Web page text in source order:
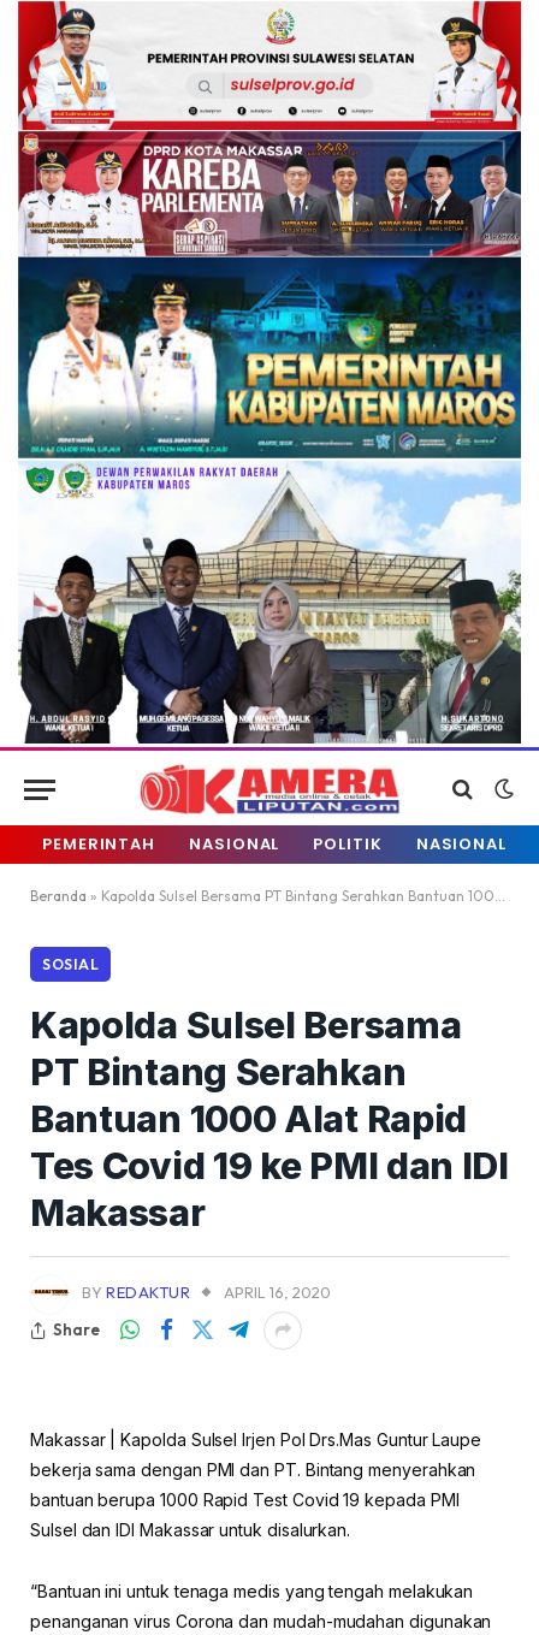
PEMERINTAH NASIONAL POLITIK NASIONAL
Beranda » Kapolda Sulsel Bersama PT Bintang Serahkan Bantuan 1000 Alat Rapid Tes Covid 19 ke PMI dan IDI Makassar
SOSIAL
Kapolda Sulsel Bersama
PT Bintang Serahkan
Bantuan 1000 Alat Rapid
Tes Covid 19 ke PMI dan IDI
Makassar
BY REDAKTUR
APRIL 16, 2020
Share
Makassar | Kapolda Sulsel Irjen Pol Drs.Mas Guntur Laupe
bekerja sama dengan PMI dan PT. Bintang menyerahkan
bantuan berupa 1000 Rapid Test Covid 19 kepada PMI
Sulsel dan IDI Makassar untuk disalurkan.
“Bantuan ini untuk tenaga medis yang tengah melakukan
penanganan virus Corona dan mudah-mudahan digunakan